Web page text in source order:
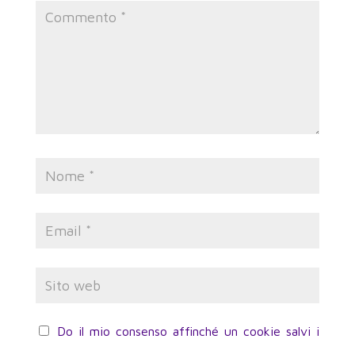
Do il mio consenso affinché un cookie salvi i